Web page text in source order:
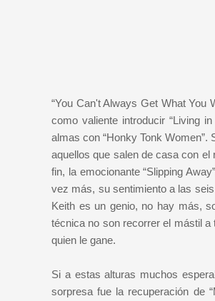
“You Can't Always Get What You
como valiente introducir “Living
almas con “Honky Tonk
aquellos que salen de casa con el
fin, la emocionante “Slipping
vez más, su sentimiento a las
Keith es un genio, no hay más,
técnica no son recorrer el mástil
quien le gane.
Si a estas alturas muchos
sorpresa fue la recuperación de